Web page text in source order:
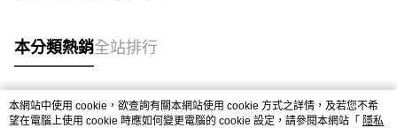
本分類熱銷全站排行
熱門標籤
本網站中使用 cookie，欲查詢有關本網站使用 cookie 方式之詳情，及若您不希
望在電腦上使用 cookie 時應如何變更電腦的 cookie 設定，請參閱本網站「 隱私